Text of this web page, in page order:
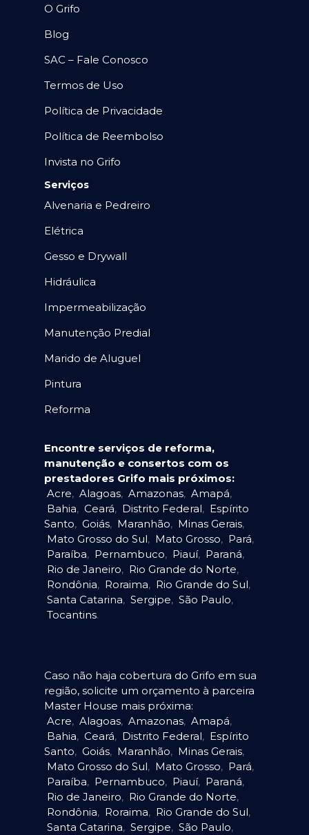
O Grifo
Blog
SAC – Fale Conosco
Termos de Uso
Política de Privacidade
Política de Reembolso
Invista no Grifo
Serviços
Alvenaria e Pedreiro
Elétrica
Gesso e Drywall
Hidráulica
Impermeabilização
Manutenção Predial
Marido de Aluguel
Pintura
Reforma
Encontre serviços de reforma,
manutenção e consertos com os
prestadores Grifo mais próximos:
Acre, Alagoas, Amazonas, Amapá,
Bahia, Ceará, Distrito Federal, Espírito
Santo, Goiás, Maranhão, Minas Gerais,
Mato Grosso do Sul, Mato Grosso, Pará,
Paraíba, Pernambuco, Piauí, Paraná,
Rio de Janeiro, Rio Grande do Norte,
Rondônia, Roraima, Rio Grande do Sul,
Santa Catarina, Sergipe, São Paulo,
Tocantins.
Caso não haja cobertura do Grifo em sua
região, solicite um orçamento à parceira
Master House mais próxima:
Acre, Alagoas, Amazonas, Amapá,
Bahia, Ceará, Distrito Federal, Espírito
Santo, Goiás, Maranhão, Minas Gerais,
Mato Grosso do Sul, Mato Grosso, Pará,
Paraíba, Pernambuco, Piauí, Paraná,
Rio de Janeiro, Rio Grande do Norte,
Rondônia, Roraima, Rio Grande do Sul,
Santa Catarina, Sergipe, São Paulo,